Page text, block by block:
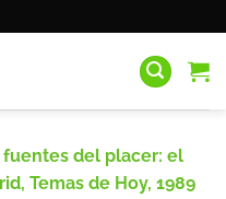
fuentes del placer: el
Temas de Hoy, 1989